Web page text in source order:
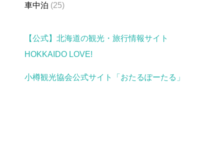
車中泊 (25)
【公式】北海道の観光・旅行情報サイト
HOKKAIDO LOVE!
小樽観光協会公式サイト「おたるぽーたる」